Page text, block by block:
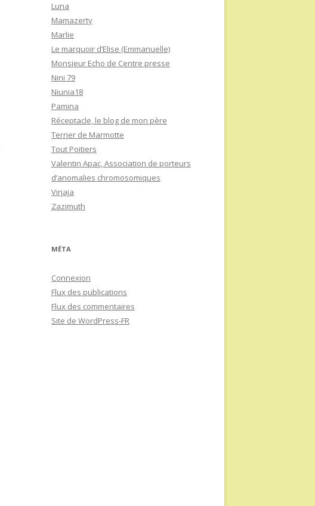
Luna
Mamazerty
Marlie
Le marquoir d’Elise (Emmanuelle)
Monsieur Echo de Centre presse
Nini 79
Niunia18
Pamina
Réceptacle, le blog de mon père
Terrier de Marmotte
Tout Poitiers
Valentin Apac, Association de porteurs
d’anomalies chromosomiques
Virjaja
Zazimuth
MÉTA
Connexion
Flux des publications
Flux des commentaires
Site de WordPress-FR